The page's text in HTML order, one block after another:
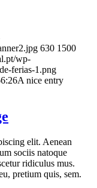
630 1500
wp-
ferias-1.png
A nice entry
elit. Aenean
sociis natoque
ridiculus mus.
pretium quis, sem.